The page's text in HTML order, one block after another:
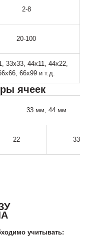
2-8
20-100
33х33, 44х11, 44х22,
66х99 и т.д.
ячеек
33 мм, 44 мм
22 33
учитывать: